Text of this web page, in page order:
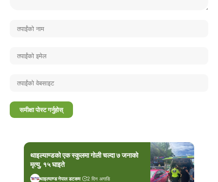
थाइल्याण्डको एक स्कुलमा गोली चल्दा ७ जनाको
मृत्यु, १५ घाइते
थाइल्याण्ड नेपाल डटकम 2 दिन अगाडि